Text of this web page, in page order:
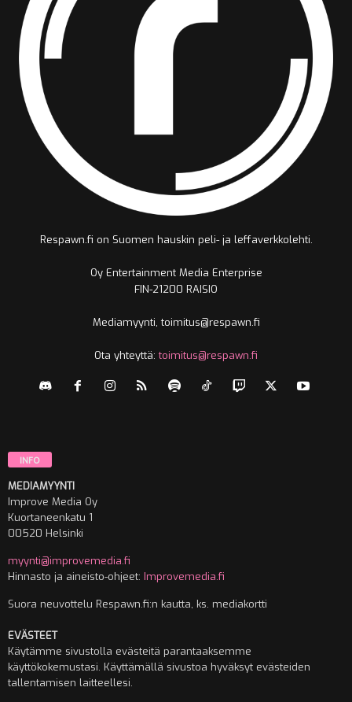
Respawn.fi on Suomen hauskin peli- ja leffaverkkolehti.
Oy Entertainment Media Enterprise
FIN-21200 RAISIO
Mediamyynti, toimitus@respawn.fi
Ota yhteyttä:toimitus@respawn.fi
INFO
MEDIAMYYNTI
Improve Media Oy
Kuortaneenkatu 1
00520 Helsinki
myynti@improvemedia.fi
Hinnasto ja aineisto-ohjeet: Improvemedia.fi
Suora neuvottelu Respawn.fi:n kautta, ks. mediakortti
EVÄSTEET
Käytämme sivustolla evästeitä parantaaksemme
käyttökokemustasi. Käyttämällä sivustoa hyväksyt evästeiden
tallentamisen laitteellesi.